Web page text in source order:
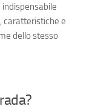
caratteristiche e
dello stesso